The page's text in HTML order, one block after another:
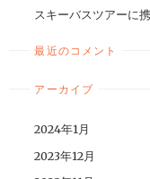
スキーバスツアーに
最近のコメント
アーカイブ
2024年1月
2023年12月